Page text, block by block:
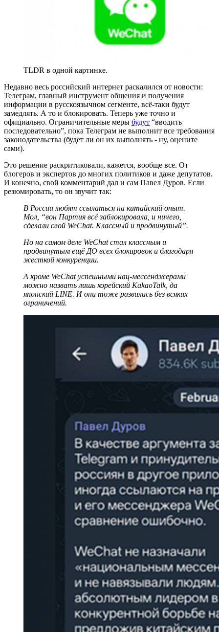
TLDR в одной картинке.
Недавно весь российский интернет раскалился от новости:
Телеграм, главный инструмент общения и получения
информации в русскоязычном сегменте, всё-таки будут
замедлять. А то и блокировать. Теперь уже точно и
официально. Ограничительные меры будут “вводить
последовательно”, пока Телеграм не выполнит все требования
законодательства (будет ли он их выполнять - ну, оцените
сами).
Это решение раскритиковали, кажется, вообще все. От
блогеров и экспертов до многих политиков и даже депутатов.
И конечно, свой комментарий дал и сам Павел Дуров. Если
резюмировать, то он звучит так:
В России любят ссылаться на китайский опыт.
Мол, “вон Партия всё заблокировала, и ничего,
сделали свой WeChat. Классный и продвинутый”.
Но на самом деле WeChat стал классным и
продвинутым ещё ДО всех блокировок и благодаря
жесткой конкуренции.
А кроме WeChat успешными нац-мессенджерами
можно назвать лишь корейский KakaoTalk, да
японский LINE. И они тоже развились без всяких
ограничений.